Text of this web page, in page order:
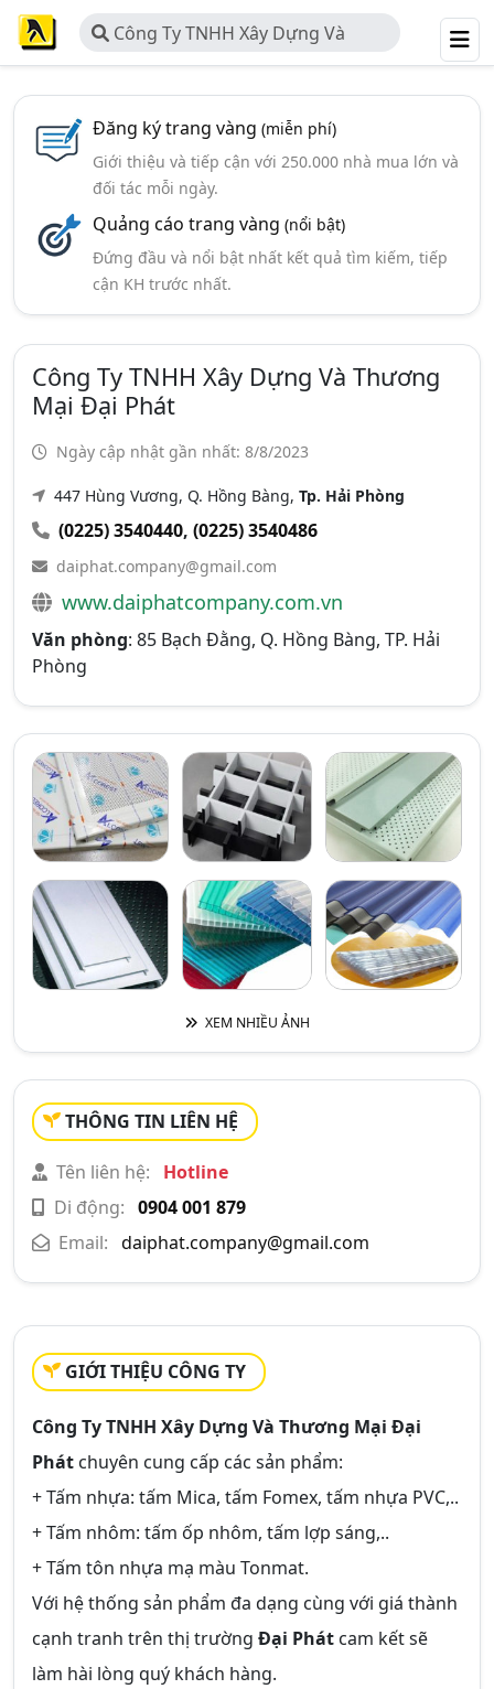
Công Ty TNHH Xây Dựng Và
Thương Mại Đại Phát
Đăng ký trang vàng (miễn phí)
Giới thiệu và tiếp cận với 250.000 nhà mua lớn và
đối tác mỗi ngày.
Quảng cáo trang vàng (nổi bật)
Đứng đầu và nổi bật nhất kết quả tìm kiếm, tiếp
cận KH trước nhất.
Công Ty TNHH Xây Dựng Và Thương
Mại Đại Phát
Ngày cập nhật gần nhất: 8/8/2023
447 Hùng Vương, Q. Hồng Bàng, Tp. Hải Phòng
(0225) 3540440, (0225) 3540486
daiphat.company@gmail.com
www.daiphatcompany.com.vn
Văn phòng: 85 Bạch Đằng, Q. Hồng Bàng, TP. Hải
Phòng
XEM NHIỀU ẢNH
THÔNG TIN LIÊN HỆ
Tên liên hệ:
Hotline
Di động: 0904 001 879
Email: daiphat.company@gmail.com
GIỚI THIỆU CÔNG TY
Công Ty TNHH Xây Dựng Và Thương Mại Đại
Phát chuyên cung cấp các sản phẩm:
+ Tấm nhựa: tấm Mica, tấm Fomex, tấm nhựa PVC,..
+ Tấm nhôm: tấm ốp nhôm, tấm lợp sáng,..
+ Tấm tôn nhựa mạ màu Tonmat.
Với hệ thống sản phẩm đa dạng cùng với giá thành
cạnh tranh trên thị trường Đại Phát cam kết sẽ
làm hài lòng quý khách hàng.